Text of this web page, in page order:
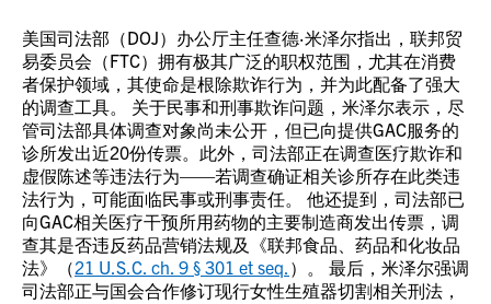
美国司法部（DOJ）办公厅主任查德·米泽尔指出，联邦贸
易委员会（FTC）拥有极其广泛的职权范围，尤其在消费
者保护领域，其使命是根除欺诈行为，并为此配备了强大
的调查工具。 关于民事和刑事欺诈问题，米泽尔表示，尽
管司法部具体调查对象尚未公开，但已向提供GAC服务的
诊所发出近20份传票。此外，司法部正在调查医疗欺诈和
虚假陈述等违法行为——若调查确证相关诊所存在此类违
法行为，可能面临民事或刑事责任。 他还提到，司法部已
向GAC相关医疗干预所用药物的主要制造商发出传票，调
查其是否违反药品营销法规及《联邦食品、药品和化妆品
法》（21 U.S.C. ch. 9 § 301 et seq. ）。 最后，米泽尔强调
司法部正与国会合作修订现行女性生殖器切割相关刑法，